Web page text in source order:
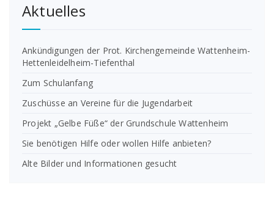
Aktuelles
Ankündigungen der Prot. Kirchengemeinde Wattenheim-
Hettenleidelheim-Tiefenthal
Zum Schulanfang
Zuschüsse an Vereine für die Jugendarbeit
Projekt „Gelbe Füße“ der Grundschule Wattenheim
Sie benötigen Hilfe oder wollen Hilfe anbieten?
Alte Bilder und Informationen gesucht